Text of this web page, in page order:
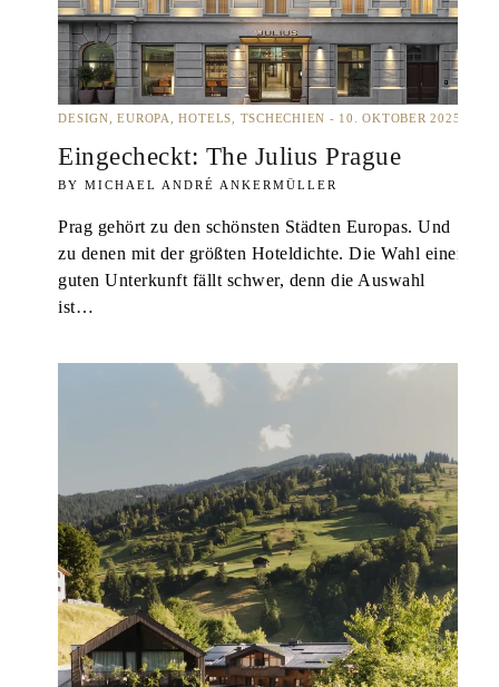
DESIGN EUROPA HOTELS TSCHECHIEN 10. OKTOBER 2025
Eingecheckt: The Julius Prague
MICHAEL ANDRÉ ANKERMÜLLER
Prag gehört zu den schönsten Städten Europas. Und
zu denen mit der größten Hoteldichte. Die Wahl einer
guten Unterkunft fällt schwer, denn die Auswahl
ist…